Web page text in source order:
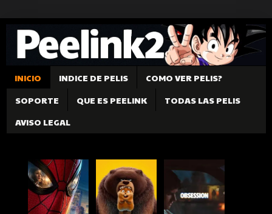
INICIO INDICE DE PELIS
COMO VER PELIS?
SOPORTE
QUE ES PEELINK
TODAS LAS PELIS
AVISO LEGAL